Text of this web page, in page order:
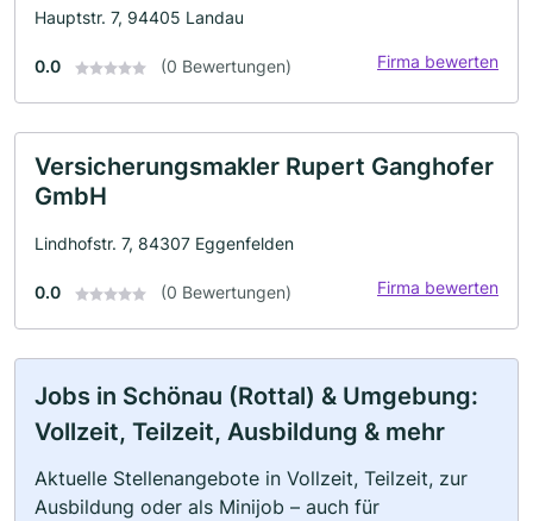
Hauptstr. 7, 94405 Landau
0.0 (0 Bewertungen) Firma bewerten
Versicherungsmakler Rupert Ganghofer
GmbH
Lindhofstr. 7, 84307 Eggenfelden
0.0 (0 Bewertungen) Firma bewerten
Jobs in Schönau (Rottal) & Umgebung:
Vollzeit, Teilzeit, Ausbildung & mehr
Aktuelle Stellenangebote in Vollzeit, Teilzeit, zur
Ausbildung oder als Minijob – auch für